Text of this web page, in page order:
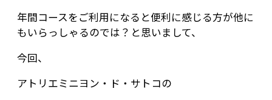
年間コースをご利用になると便利に感じる方が他に
もいらっしゃるのでは？と思いまして、
今回、
アトリエミニヨン・ド・サトコの